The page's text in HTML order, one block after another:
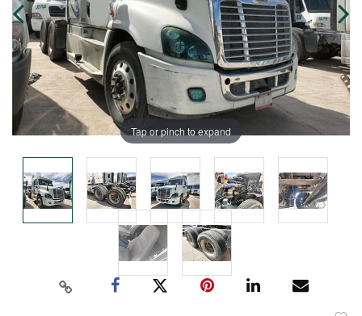
Tap or pinch to expand